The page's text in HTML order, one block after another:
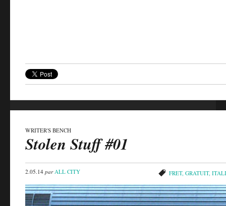
WRITER'S BENCH
Stolen Stuff #01
2.05.14 par ALL CITY FRET, GRATUIT,